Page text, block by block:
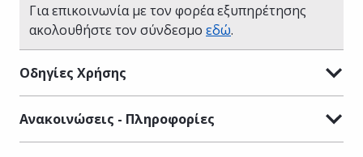
Για επικοινωνία με τον φορέα εξυπηρέτησης
ακολουθήστε τον σύνδεσμο εδώ.
Οδηγίες Χρήσης
Ανακοινώσεις - Πληροφορίες